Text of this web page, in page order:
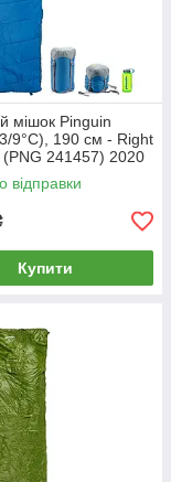
мішок Pinguin
9°C), 190 см - Right
241457) 2020
відправки
Купити